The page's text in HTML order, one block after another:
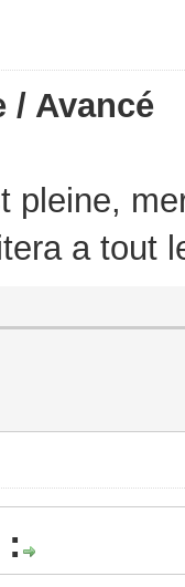
/ Avancé
pleine,
a tout